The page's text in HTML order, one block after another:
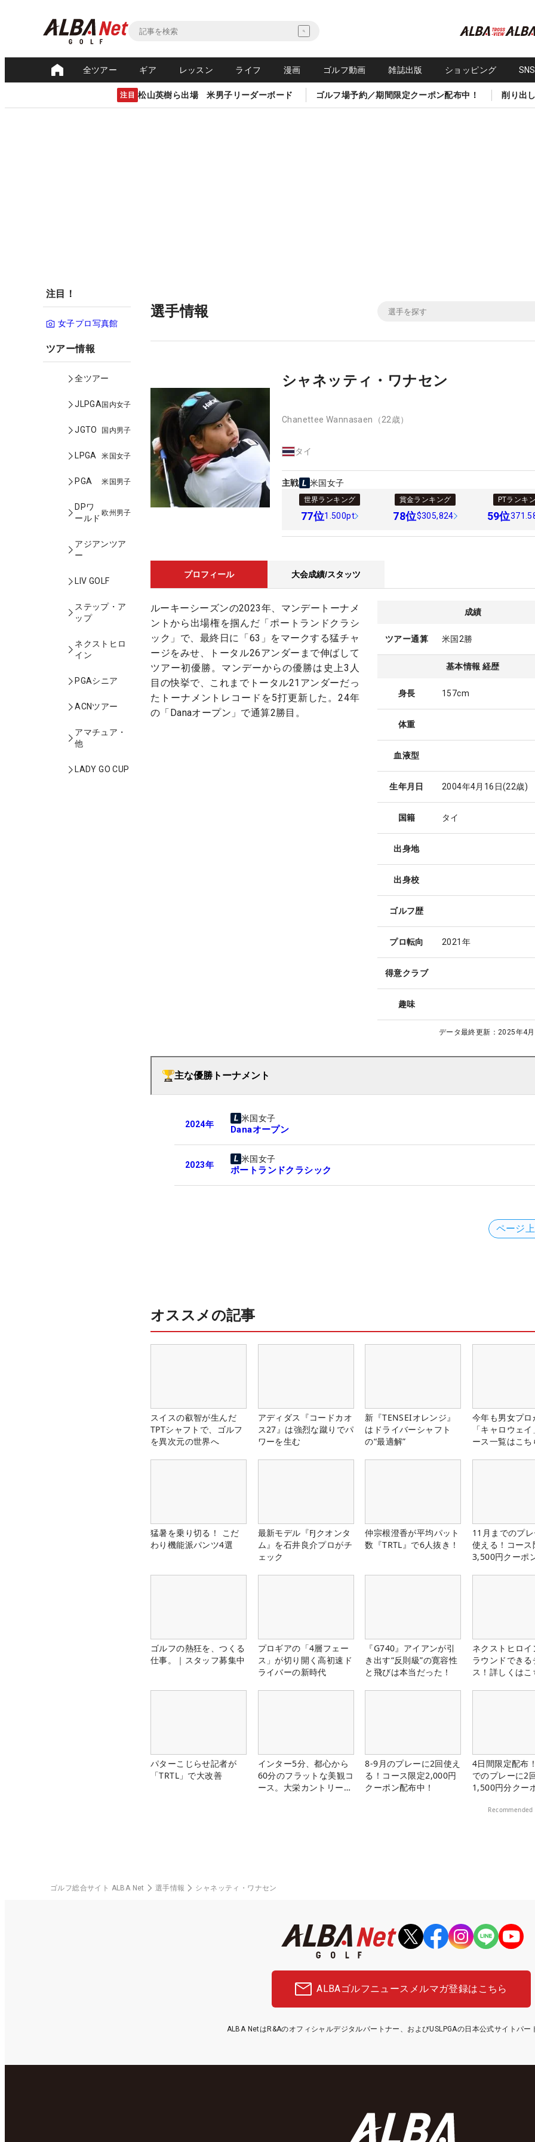
全ツアー ギア レッスン ライフ 漫画 ゴルフ動画 雑誌出版 ショッピング
注目 松山英樹ら出場 米男子リーダーボード ゴルフ場予約／期間限定クーポン配布中！ 削り出
注目！
女子プロ写真館
ツアー情報
全ツアー
JLPGA国内女子
JGTO 国内男子
LPGA 米国女子
PGA 米国男子
DPワ
ールド
欧州男子
アジアンツア
ー
LIV GOLF
ステップ・ア
ップ
ネクストヒロ
イン
PGAシニア
ACNツアー
アマチュア・
他
LADY GO CUP
選手情報
シャネッティ・ワナセン
Chanettee Wannasaen （22歳）
タイ
主戦 米国女子
世界ランキング
77位1.500pt
賞金ランキング
78位$305,824
PTランキ
59位
プロフィール 大会成績/スタッツ
成績
ツアー通算 米国2勝
基本情報 経歴
身長 157cm
体重
血液型
生年月日 2004年4月16日(22歳)
国籍 タイ
出身地
出身校
ゴルフ歴
プロ転向 2021年
得意クラブ
趣味
データ最終更新： 2025年4
ルーキーシーズンの2023年、マンデートーナメ
ントから出場権を掴んだ「ポートランドクラシ
ック」で、最終日に「63」をマークする猛チャ
ージをみせ、トータル26アンダーまで伸ばして
ツアー初優勝。マンデーからの優勝は史上3人
目の快挙で、これまでトータル21アンダーだっ
たトーナメントレコードを5打更新した。24年
の「Danaオープン」で通算2勝目。
主な優勝トーナメント
2024年
米国女子
Danaオープン
2023年
米国女子
ポートランドクラシック
ページ
オススメの記事
スイスの叡智が生んだ
TPTシャフトで、ゴルフ
を異次元の世界へ
アディダス『コードカオ
ス27』は強烈な蹴りでパ
ワーを生む
新『TENSEIオレンジ』
はドライバーシャフト
の“最適解”
今年も男女プロ
「キャロウェ
ース一覧はこち
猛暑を乗り切る！ こだ
わり機能派パンツ4選
最新モデル『FJクオンタ
ム』を石井良介プロがチ
ェック
仲宗根澄香が平均パット
数『TRTL』で6人抜き！
11月までのプ
使える！コース
3,500円クーポ
ゴルフの熱狂を、つくる
仕事。｜スタッフ募集中
プロギアの「4層フェー
ス」が切り開く高初速ド
ライバーの新時代
『G740』アイアンが引
き出す“反則級”の寛容性
と飛びは本当だった！
ネクストヒロ
ラウンドできる
ス！詳しくは
パターこじらせ記者が
「TRTL」で大改善
インター5分、都心から
60分のフラットな美観コ
ース。大栄カントリー俱
8-9月のプレーに2回使え
る！コース限定2,000円
クーポン配布中！
4日間限定配布
でのプレーに2
1,500円分クー
Recommended
ゴルフ総合サイト ALBA Net 選手情報 シャネッティ・ワナセン
ALBAゴルフニュース メルマガ登録はこちら
ALBA NetはR&Aのオフィシャルデジタルパートナー、およびUSLPGAの日本公式サイトパー